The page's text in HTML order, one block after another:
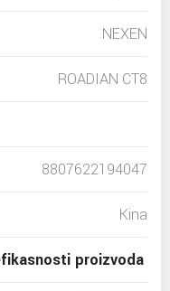
NEXEN
ROADIAN CT8
8807622194047
Kina
proizvoda